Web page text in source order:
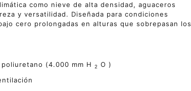
como nieve de alta densidad, aguaceros
y versatilidad. Diseñada para condiciones
cero prolongadas en alturas que sobrepasan los
(4.000 mm H 2 O )